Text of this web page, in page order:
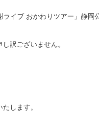
イブ おかわりツアー」静岡
訳ございません。
します。